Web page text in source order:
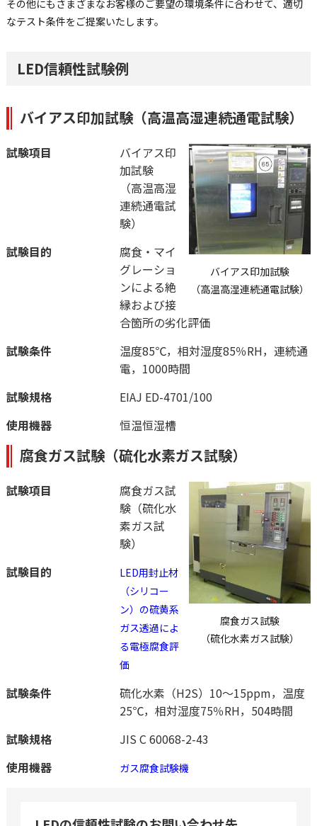
その他にもさまざまなお客様のご要望の環境条件に合わせて、適切
なテスト条件をご提案いたします。
LED信頼性試験例
バイアス印加試験（高温高湿連続通電試験）
バイアス印加試験
（高温高湿連続通電試験）
試験項目
バイアス印
加試験
（高温高湿
連続通電試
験）
試験目的
腐食・マイ
グレーショ
ンによる絶
縁および接
合箇所の劣化評価
試験条件
温度85℃，相対湿度85％RH，連続通
電，1000時間
試験規格
EIAJ ED-4701/100
使用機器
恒温恒湿槽
腐食ガス試験（硫化水素ガス試験）
腐食ガス試験
（硫化水素ガス試験）
試験項目
腐食ガス試
験（硫化水
素ガス試
験）
試験目的
LED用封止材
（シリコー
ン）の硫黄系
ガス透過によ
る電極腐食評
価
試験条件
硫化水素（H2S）10～15ppm，温度
25℃，相対湿度75％RH，504時間
試験規格
JIS C 60068-2-43
使用機器
ガス腐食試験機